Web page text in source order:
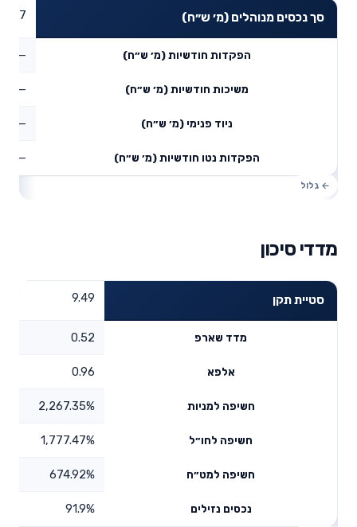
סך נכסים מנוהלים (מ׳ ש״ח)
הפקדות חודשיות (מ׳ ש״ח) —
משיכות חודשיות (מ׳ ש״ח) —
ניוד פנימי (מ׳ ש״ח) —
הפקדות נטו חודשיות (מ׳ ש״ח) —
מדדי סיכון
סטיית תקן 9.49
מדד שארפ 0.52
אלפא 0.96
חשיפה למניות 2,267.35%
חשיפה לחו״ל 1,777.47%
חשיפה למט״ח 674.92%
נכסים נזילים 91.9%